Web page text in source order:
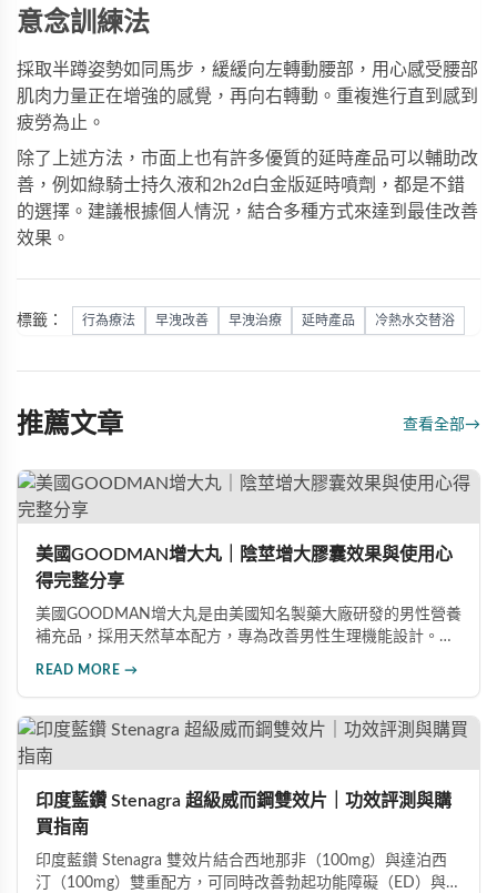
意念訓練法
採取半蹲姿勢如同馬步，緩緩向左轉動腰部，用心感受腰部
肌肉力量正在增強的感覺，再向右轉動。重複進行直到感到
疲勞為止。
除了上述方法，市面上也有許多優質的延時產品可以輔助改
善，例如綠騎士持久液和2h2d白金版延時噴劑 ，都是不錯
的選擇。建議根據個人情況，結合多種方式來達到最佳改善
效果。
標籤： 行為療法 早洩改善 早洩治療 延時產品 冷熱水交替浴
推薦文章 查看全部→
美國GOODMAN增大丸｜陰莖增大膠囊效果與使用心
得完整分享
美國GOODMAN增大丸是由美國知名製藥大廠研發的男性營養
補充品，採用天然草本配方，專為改善男性生理機能設計。根
READ MORE →
印度藍鑽 Stenagra 超級威而鋼雙效片｜功效評測與購
買指南
印度藍鑽 Stenagra 雙效片結合西地那非（100mg）與達泊西
汀（100mg）雙重配方，可同時改善勃起功能障礙（ED）與早